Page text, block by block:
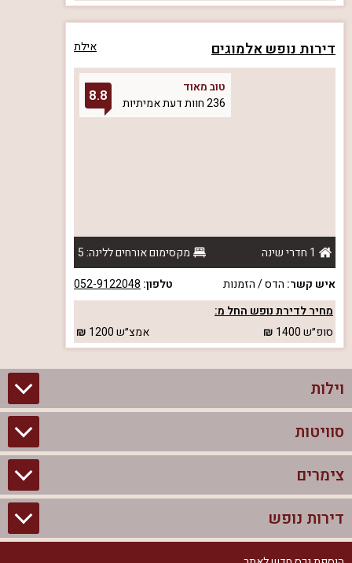
דירות נופש אלמוגים אילת
טוב מאוד
236 חוות דעת אמיתיות
8.8
1 חדרי שינה
מקסימום אורחים ללינה: 5
איש קשר: הדס / הזמנות טלפון: 052-9122048
מחיר לדירת נופש החל מ:
סופ״ש1400 אמצ״ש1200
וילות
וילות בצפון
וילות להשכרה
וילות למסיבת רווקים
סוויטות
סוויטות בצפון
צימרים לזוגות עם בריכה פרטית
צימרים
צימרים בצפון
צימרים לזוגות
דירות נופש